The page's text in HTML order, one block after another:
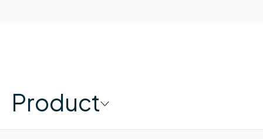
Product